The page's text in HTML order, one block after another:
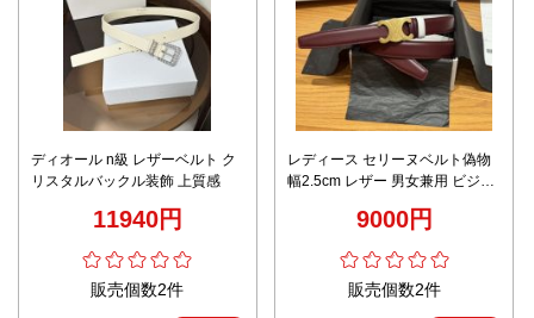
ディオール n級 レザーベルト ク
リスタルバックル装飾 上質感
11940円
販売個数2件
レディース セリーヌベルト偽物
幅2.5cm レザー 男女兼用 ビジネ
9000円
販売個数2件